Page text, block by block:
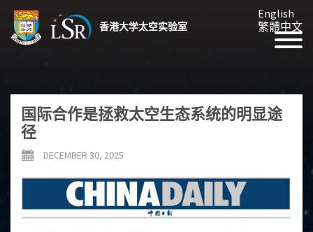
香港大学太空实验室
English
繁體中文
国际合作是拯救太空生态系统的明显途
径
DECEMBER 30, 2025